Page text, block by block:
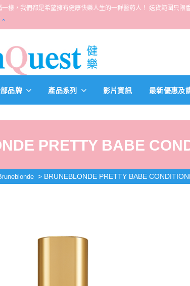
一樣，我們都是希望擁有健康快樂人生的一群醫葯人！ 送貨範圍只
品牌 產品系列 影片資訊 最新優惠及
PRETTY BABE
> BRUNEBLONDE PRETTY BABE